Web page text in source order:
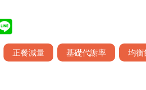
正餐減量 基礎代謝率 均衡